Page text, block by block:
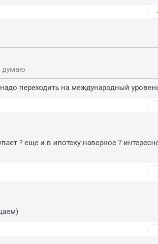
думаю
переходить на международный
? еще и в ипотеку наверное ?